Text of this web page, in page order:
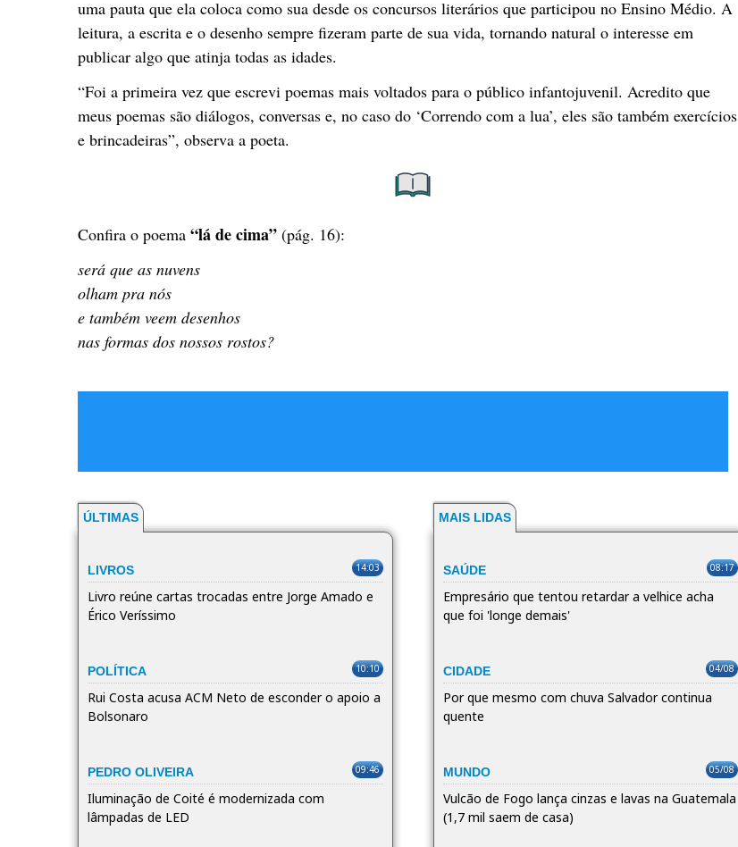
uma pauta que ela coloca como sua desde os concursos literários que participou no Ensino Médio. A
leitura, a escrita e o desenho sempre fizeram parte de sua vida, tornando natural o interesse em
publicar algo que atinja todas as idades.
“Foi a primeira vez que escrevi poemas mais voltados para o público infantojuvenil. Acredito que
meus poemas são diálogos, conversas e, no caso do ‘Correndo com a lua’, eles são também exercícios
e brincadeiras”, observa a poeta.
Confira o poema “lá de cima” (pág. 16):
será que as nuvens
olham pra nós
e também veem desenhos
nas formas dos nossos rostos?
ÚLTIMAS
LIVROS 14:03
Livro reúne cartas trocadas entre Jorge Amado e
Érico Veríssimo
POLÍTICA 10:10
Rui Costa acusa ACM Neto de esconder o apoio a
Bolsonaro
PEDRO OLIVEIRA 09:46
Iluminação de Coité é modernizada com
lâmpadas de LED
MAIS LIDAS
SAÚDE 08:17
Empresário que tentou retardar a velhice acha
que foi 'longe demais'
CIDADE 04/08
Por que mesmo com chuva Salvador continua
quente
MUNDO 05/08
Vulcão de Fogo lança cinzas e lavas na Guatemala
(1,7 mil saem de casa)